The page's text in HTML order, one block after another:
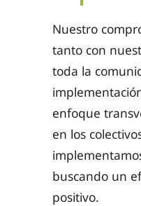
Nuestro
tanto con
toda la
enfoque
en los
buscando un
positivo.